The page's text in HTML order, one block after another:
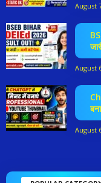
August
August
August